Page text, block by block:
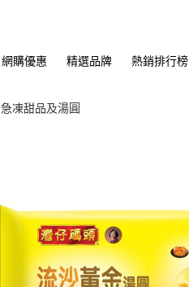
網購優惠 精選品牌 熱銷排行榜
急凍甜品及湯圓